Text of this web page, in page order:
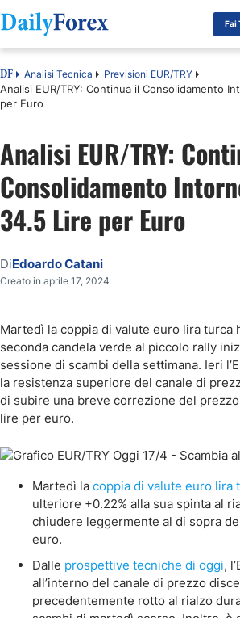
Fai
DF Analisi Tecnica Previsioni EUR/TRY
Analisi EUR/TRY: Continua il Consolidamento
per Euro
Analisi EUR/TRY:
Consolidamento
34.5 Lire per Euro
DiEdoardo Catani
Creato in aprile 17, 2024
Martedì la coppia di valute euro lira turca
seconda candela verde al piccolo rally
sessione di scambi della settimana. Ieri
la resistenza superiore del canale di
di subire una breve correzione del
lire per euro.
Martedì la coppia di valute euro lira
ulteriore +0.22% alla sua spinta al
chiudere leggermente al di sopra
euro.
Dalle prospettive tecniche di oggi,
all’interno del canale di prezzo
precedentemente rotto al rialzo